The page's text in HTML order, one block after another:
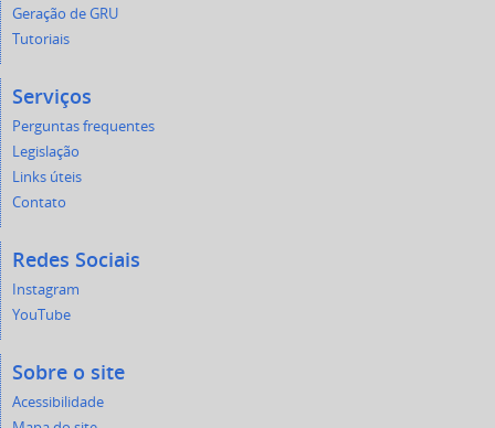
Geração de GRU
Tutoriais
Serviços
Perguntas frequentes
Legislação
Links úteis
Contato
Redes Sociais
Instagram
YouTube
Sobre o site
Acessibilidade